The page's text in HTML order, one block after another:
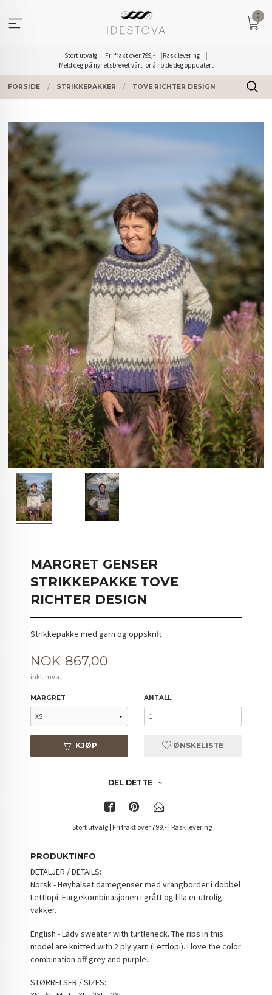
innholdet
Stort utvalg Fri frakt over 799,-
Rask levering
Meld deg på nyhetsbrevet vårt for å holde deg oppdatert
0
FORSIDE STRIKKEPAKKER TOVE RICHTER DESIGN
MARGRET GENSER
STRIKKEPAKKE TOVE
RICHTER DESIGN
Strikkepakke med garn og oppskrift
Pris
NOK 867,00
inkl. mva.
MARGRET ANTALL
KJØP ØNSKELISTE
DEL DETTE
Stort utvalg | Fri frakt over 799,- | Rask levering
PRODUKTINFO
DETALJER / DETAILS:
Norsk - Høyhalset damegenser med vrangborder i dobbel
Lettlopi. Fargekombinasjonen i grått og lilla er utrolig
vakker.
English - Lady sweater with turtleneck. The ribs in this
model are knitted with 2 ply yarn (Lettlopi). I love the color
combination off grey and purple.
STØRRELSER / SIZES: